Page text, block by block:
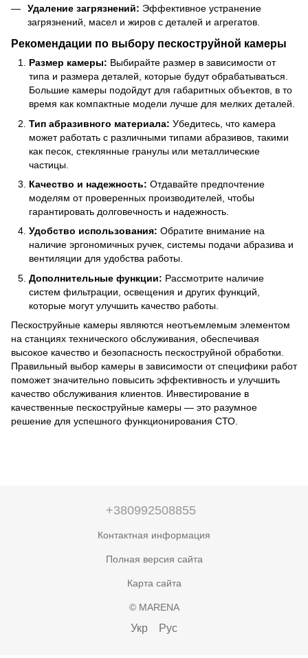
Удаление загрязнений: Эффективное устранение
загрязнений, масел и жиров с деталей и агрегатов.
Рекомендации по выбору пескоструйной камеры
Размер камеры: Выбирайте размер в зависимости от
типа и размера деталей, которые будут обрабатываться.
Большие камеры подойдут для габаритных объектов, в то
время как компактные модели лучше для мелких деталей.
Тип абразивного материала: Убедитесь, что камера
может работать с различными типами абразивов, такими
как песок, стеклянные гранулы или металлические
частицы.
Качество и надежность: Отдавайте предпочтение
моделям от проверенных производителей, чтобы
гарантировать долговечность и надежность.
Удобство использования: Обратите внимание на
наличие эргономичных ручек, системы подачи абразива и
вентиляции для удобства работы.
Дополнительные функции: Рассмотрите наличие
систем фильтрации, освещения и других функций,
которые могут улучшить качество работы.
Пескоструйные камеры являются неотъемлемым элементом
на станциях технического обслуживания, обеспечивая
высокое качество и безопасность пескоструйной обработки.
Правильный выбор камеры в зависимости от специфики работ
поможет значительно повысить эффективность и улучшить
качество обслуживания клиентов. Инвестирование в
качественные пескоструйные камеры — это разумное
решение для успешного функционирования СТО.
+380992508855
Контактная информация
Полная версия сайта
Карта сайта
© MARENA
Укр Рус